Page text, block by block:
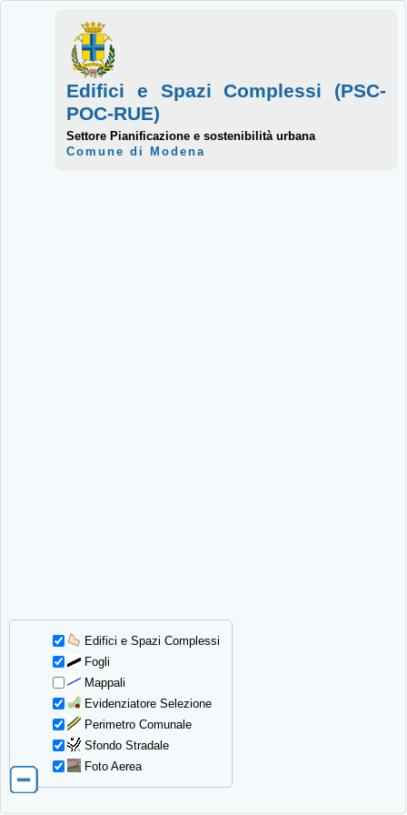
Edifici e Spazi Complessi
Fogli
Mappali
Evidenziatore Selezione
Perimetro Comunale
Sfondo Stradale
Foto Aerea
Edifici e Spazi Complessi (PSC-
POC-RUE)
Settore Pianificazione e sostenibilità urbana
Comune di Modena